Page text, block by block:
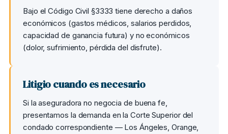
Bajo el Código Civil §3333 tiene derecho a daños
económicos (gastos médicos, salarios perdidos,
capacidad de ganancia futura) y no económicos
(dolor, sufrimiento, pérdida del disfrute).
Litigio cuando es necesario
Si la aseguradora no negocia de buena fe,
presentamos la demanda en la Corte Superior del
condado correspondiente — Los Ángeles, Orange,